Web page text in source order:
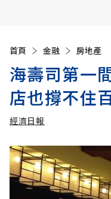
首頁 金融 房地產
海壽司第一
店也撐不住
經濟日報